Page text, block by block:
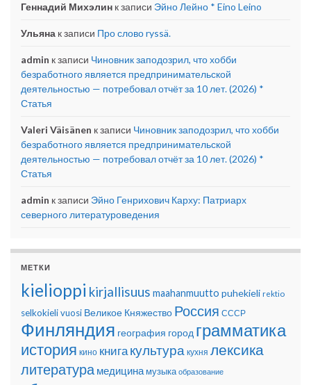
Геннадий Михэлин к записи Эйно Лейно * Eino Leino
Ульяна к записи Про слово ryssä.
admin к записи Чиновник заподозрил, что хобби
безработного является предпринимательской
деятельностью — потребовал отчёт за 10 лет. (2026) *
Статья
Valeri Väisänen к записи Чиновник заподозрил, что хобби
безработного является предпринимательской
деятельностью — потребовал отчёт за 10 лет. (2026) *
Статья
admin к записи Эйно Генрихович Карху: Патриарх
северного литературоведения
МЕТКИ
kielioppi kirjallisuus maahanmuutto puhekieli rektio
selkokielivuosi Великое Княжество Россия СССР
Финляндия география город грамматика
история кино книгакультура кухня лексика
литература медицина музыка образование